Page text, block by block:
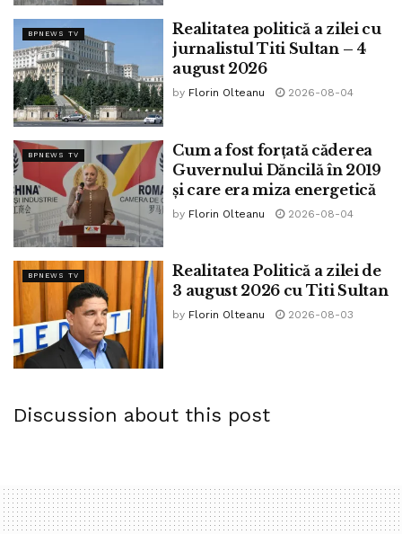
-zacuscă lipovenească de somotei prins când încă nu se
crăpase de ziuă.
-tarama de icre de crăpcean din japșele Dunării, pe feliuțe
de limone târguite în port la Ibrăila
-ruladă cu somon afumat, cuprins cu iscusință în straturi de
spanac și cremă de brânză dulce
-măsline grecești de soi din Chios și Peloponez
Feliul de sațiu unionist-pașoptist
– mușchiuleț de porc glazurat încetișor la cuptor, servit cu
sos brun , varză năimită cu untură de Mangalița și călită
încetișor la cuptorul cu lemne din Pădurile Vlăsiei
BPNEWS TV
Realitatea politică a zilei cu
jurnalistul Titi Sultan – 4
august 2026
by Florin Olteanu 2026-08-04
BPNEWS TV
Cum a fost forțată căderea
Guvernului Dăncilă în 2019
și care era miza energetică
by Florin Olteanu 2026-08-04
BPNEWS TV
Realitatea Politică a zilei de
3 august 2026 cu Titi Sultan
by Florin Olteanu 2026-08-03
Discussion about this post